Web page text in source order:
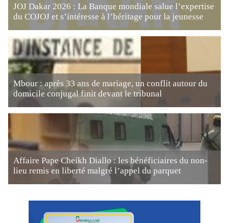
JOJ Dakar 2026 : La Banque mondiale salue l’expertise
du COJOJ et s’intéresse à l’héritage pour la jeunesse
Mbour : après 33 ans de mariage, un conflit autour du
domicile conjugal finit devant le tribunal
Affaire Pape Cheikh Diallo : les bénéficiaires du non-
lieu remis en liberté malgré l’appel du parquet